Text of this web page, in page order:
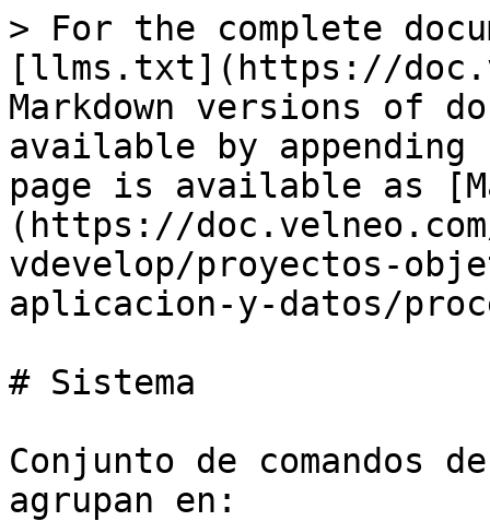
> For the complete
[llms.txt](https://
Markdown versions of
available by
page is available as
(https://
vdevelop/proyectos-
aplicacion-y-datos/
# Sistema
Conjunto de comandos
agrupan en: